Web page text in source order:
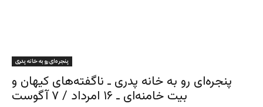
پنجره‌ای رو به خانه پدری
پنجره‌ای رو به خانه پدری ـ ناگفته‌های کیهان و
بیت خامنه‌ای ـ ۱۶ امرداد / ۷ آگوست